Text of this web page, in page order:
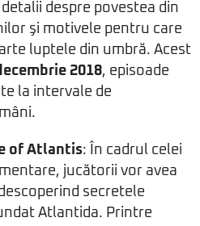
despre povestea din
şi motivele pentru care
luptele din umbră. Acest
2018, episoade
la intervale de
of Atlantis: În cadrul celei
jucătorii vor avea
secretele
Atlantida. Printre